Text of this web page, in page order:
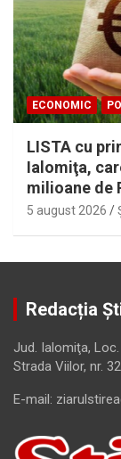
ECONOMIC
LISTA cu
Ialomiţa,
milioane de
5 august 2026
Redacția
Jud. Ialomiţa,
Strada Viilor, nr. 32
E-mail: